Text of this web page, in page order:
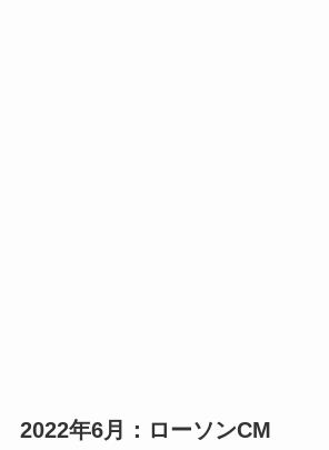
2022年6月：ローソンCM